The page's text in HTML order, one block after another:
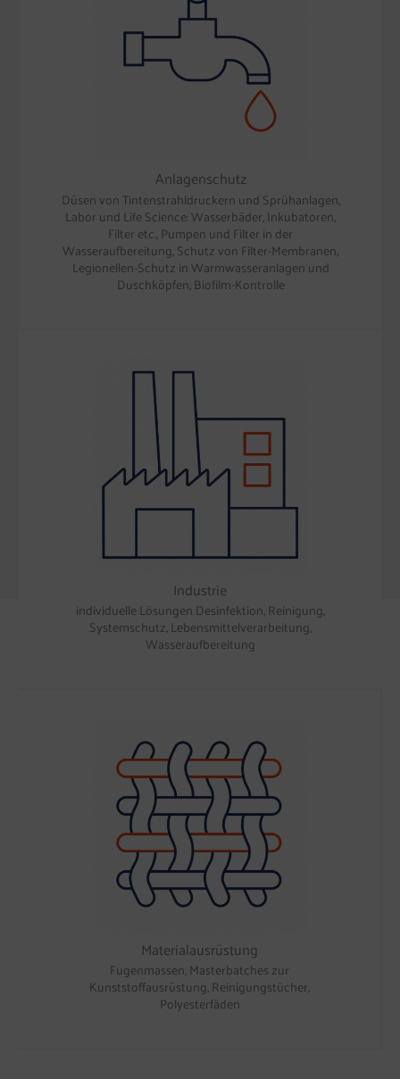
Anlagenschutz
Düsen von Tintenstrahldruckern und Sprühanlagen,
Labor und Life Science: Wasserbäder, Inkubatoren,
Filter etc., Pumpen und Filter in der
Wasseraufbereitung, Schutz von Filter-Membranen,
Legionellen-Schutz in Warmwasseranlagen und
Duschköpfen, Biofilm-Kontrolle
Industrie
individuelle Lösungen Desinfektion, Reinigung,
Systemschutz, Lebensmittelverarbeitung,
Wasseraufbereitung
Materialausrüstung
Fugenmassen, Masterbatches zur
Kunststoffausrüstung, Reinigungstücher,
Polyesterfäden